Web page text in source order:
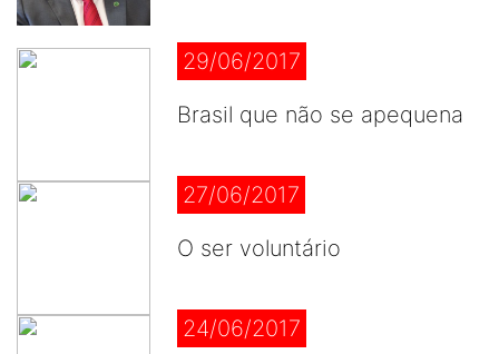
29/06/2017
Brasil que não se apequena
27/06/2017
O ser voluntário
24/06/2017